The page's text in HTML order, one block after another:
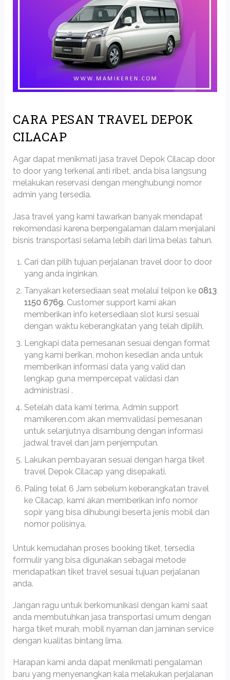
CARA PESAN TRAVEL DEPOK
CILACAP
Agar dapat menikmati jasa travel Depok Cilacap door
to door yang terkenal anti ribet, anda bisa langsung
melakukan reservasi dengan menghubungi nomor
admin yang tersedia.
Jasa travel yang kami tawarkan banyak mendapat
rekomendasi karena berpengalaman dalam menjalani
bisnis transportasi selama lebih dari lima belas tahun.
Cari dan pilih tujuan perjalanan travel door to door
yang anda inginkan.
Tanyakan ketersediaan seat melalui telpon ke 0813
1150 6769. Customer support kami akan
memberikan info ketersediaan slot kursi sesuai
dengan waktu keberangkatan yang telah dipilih.
Lengkapi data pemesanan sesuai dengan format
yang kami berikan, mohon kesedian anda untuk
memberikan informasi data yang valid dan
lengkap guna mempercepat validasi dan
administrasi .
Setelah data kami terima, Admin support
mamikeren.com akan memvalidasi pemesanan
untuk selanjutnya disambung dengan informasi
jadwal travel dan jam penjemputan.
Lakukan pembayaran sesuai dengan harga tiket
travel Depok Cilacap yang disepakati.
Paling telat 6 Jam sebelum keberangkatan travel
ke Cilacap, kami akan memberikan info nomor
sopir yang bisa dihubungi beserta jenis mobil dan
nomor polisinya.
Untuk kemudahan proses booking tiket, tersedia
formulir yang bisa digunakan sebagai metode
mendapatkan tiket travel sesuai tujuan perjalanan
anda.
Jangan ragu untuk berkomunikasi dengan kami saat
anda membutuhkan jasa transportasi umum dengan
harga tiket murah, mobil nyaman dan jaminan service
dengan kualitas bintang lima.
Harapan kami anda dapat menikmati pengalaman
baru yang menyenangkan kala melakukan perjalanan